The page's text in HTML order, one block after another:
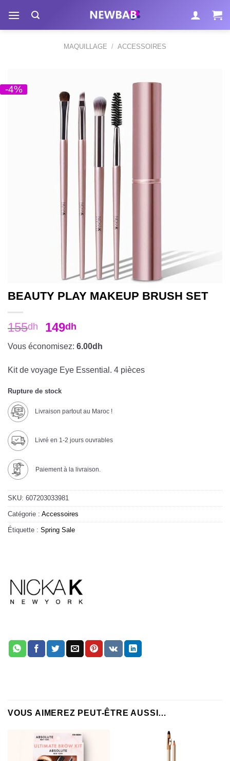
contenu
MAQUILLAGE / ACCESSOIRES
-4%
BEAUTY PLAY MAKEUP BRUSH SET
155dh 149dh
Vous économisez: 6.00dh
Kit de voyage Eye Essential. 4 pièces
Rupture de stock
Livraison partout au Maroc !
Livré en 1-2 jours ouvrables
Paiement à la livraison.
SKU: 607203033981
Catégorie : Accessoires
Étiquette : Spring Sale
VOUS AIMEREZ PEUT-ÊTRE AUSSI…